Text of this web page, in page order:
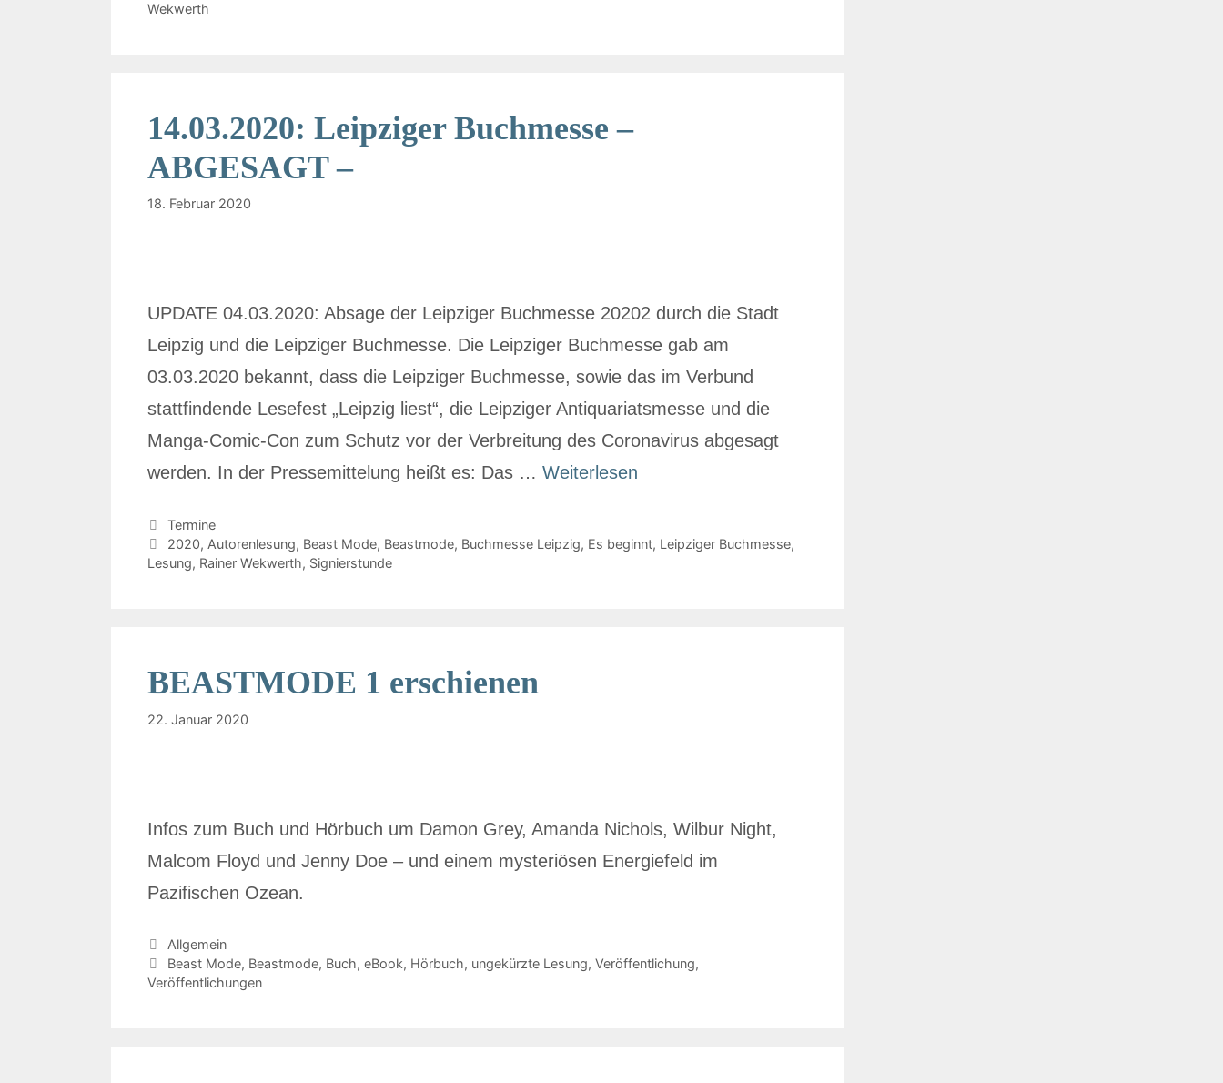
Wekwerth
14.03.2020: Leipziger Buchmesse –
ABGESAGT –
18. Februar 2020
UPDATE 04.03.2020: Absage der Leipziger Buchmesse 20202 durch die Stadt
Leipzig und die Leipziger Buchmesse. Die Leipziger Buchmesse gab am
03.03.2020 bekannt, dass die Leipziger Buchmesse, sowie das im Verbund
stattfindende Lesefest „Leipzig liest“, die Leipziger Antiquariatsmesse und die
Manga-Comic-Con zum Schutz vor der Verbreitung des Coronavirus abgesagt
werden. In der Pressemittelung heißt es: Das … Weiterlesen
Termine
2020, Autorenlesung, Beast Mode, Beastmode, Buchmesse Leipzig, Es beginnt, Leipziger Buchmesse,
Lesung, Rainer Wekwerth, Signierstunde
BEASTMODE 1 erschienen
22. Januar 2020
Infos zum Buch und Hörbuch um Damon Grey, Amanda Nichols, Wilbur Night,
Malcom Floyd und Jenny Doe – und einem mysteriösen Energiefeld im
Pazifischen Ozean.
Allgemein
Beast Mode, Beastmode, Buch, eBook, Hörbuch, ungekürzte Lesung, Veröffentlichung,
Veröffentlichungen